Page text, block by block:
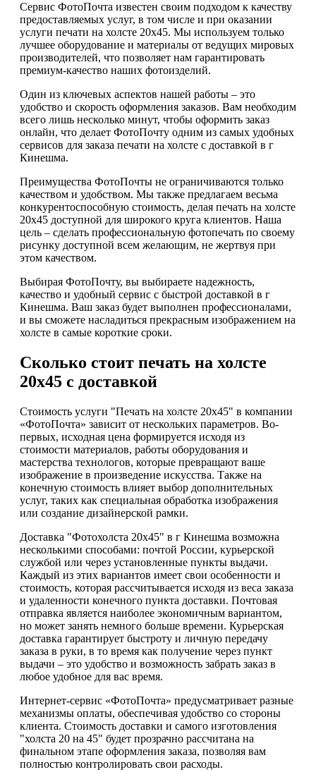
Сервис ФотоПочта известен своим подходом к качеству
предоставляемых услуг, в том числе и при оказании
услуги печати на холсте 20х45. Мы используем только
лучшее оборудование и материалы от ведущих мировых
производителей, что позволяет нам гарантировать
премиум-качество наших фотоизделий.
Один из ключевых аспектов нашей работы – это
удобство и скорость оформления заказов. Вам необходим
всего лишь несколько минут, чтобы оформить заказ
онлайн, что делает ФотоПочту одним из самых удобных
сервисов для заказа печати на холсте с доставкой в г
Кинешма.
Преимущества ФотоПочты не ограничиваются только
качеством и удобством. Мы также предлагаем весьма
конкурентоспособную стоимость, делая печать на холсте
20х45 доступной для широкого круга клиентов. Наша
цель – сделать профессиональную фотопечать по своему
рисунку доступной всем желающим, не жертвуя при
этом качеством.
Выбирая ФотоПочту, вы выбираете надежность,
качество и удобный сервис с быстрой доставкой в г
Кинешма. Ваш заказ будет выполнен профессионалами,
и вы сможете насладиться прекрасным изображением на
холсте в самые короткие сроки.
Сколько стоит печать на холсте
20х45 с доставкой
Стоимость услуги "Печать на холсте 20х45" в компании
«ФотоПочта» зависит от нескольких параметров. Во-
первых, исходная цена формируется исходя из
стоимости материалов, работы оборудования и
мастерства технологов, которые превращают ваше
изображение в произведение искусства. Также на
конечную стоимость влияет выбор дополнительных
услуг, таких как специальная обработка изображения
или создание дизайнерской рамки.
Доставка "Фотохолста 20х45" в г Кинешма возможна
несколькими способами: почтой России, курьерской
службой или через установленные пункты выдачи.
Каждый из этих вариантов имеет свои особенности и
стоимость, которая рассчитывается исходя из веса заказа
и удаленности конечного пункта доставки. Почтовая
отправка является наиболее экономичным вариантом,
но может занять немного больше времени. Курьерская
доставка гарантирует быстроту и личную передачу
заказа в руки, в то время как получение через пункт
выдачи – это удобство и возможность забрать заказ в
любое удобное для вас время.
Интернет-сервис «ФотоПочта» предусматривает разные
механизмы оплаты, обеспечивая удобство со стороны
клиента. Стоимость доставки и самого изготовления
"холста 20 на 45" будет прозрачно рассчитана на
финальном этапе оформления заказа, позволяя вам
полностью контролировать свои расходы.